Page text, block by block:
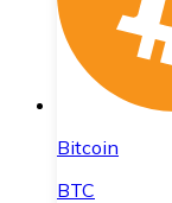
Bitcoin
BTC